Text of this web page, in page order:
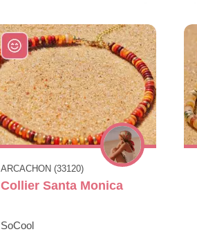
ARCACHON (33120)
Collier Santa Monica
SoCool